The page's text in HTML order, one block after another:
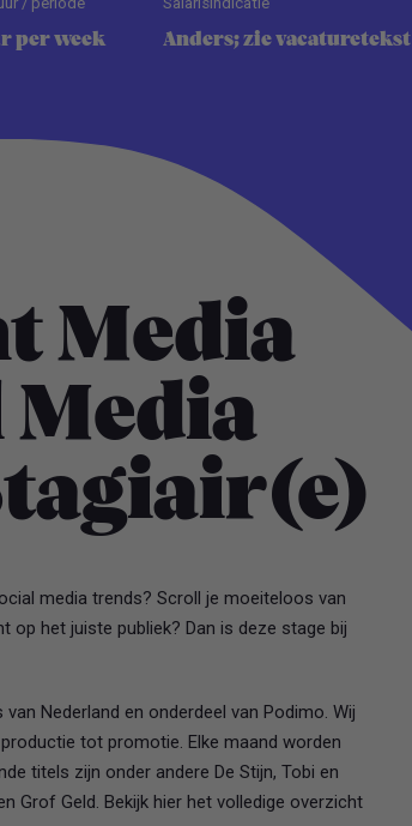
per week Anders; zie vacaturetekst
Media
Media
media trends? Scroll je moeiteloos van
op het juiste publiek? Dan is deze stage bij
Nederland en onderdeel van Podimo. Wij
tot promotie. Elke maand worden
titels zijn onder andere De Stijn, Tobi en
Grof Geld. Bekijk hier het volledige overzicht